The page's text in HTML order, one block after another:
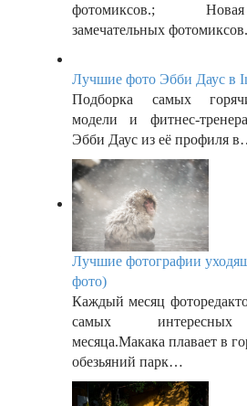
фотомиксов.;
замечательных фотомиксов.
Лучшие фото Эбби Даус в
Подборка самых
модели и фитнес-
Эбби Даус из её профиля
Лучшие фотографии
фото)
Каждый месяц
самых интересных
месяца.Макака плавает в
обезьяний парк…